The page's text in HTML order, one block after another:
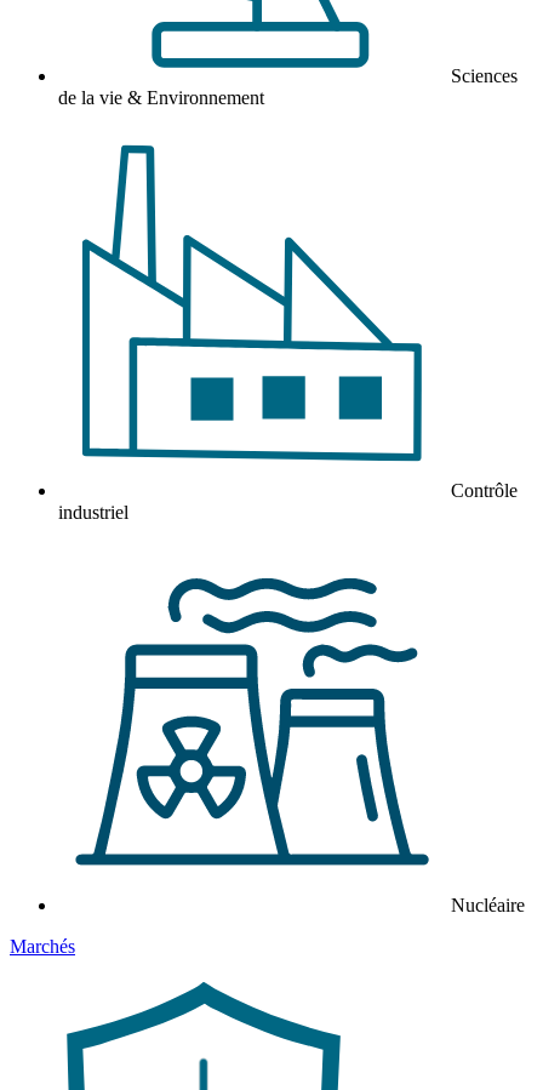
Sciences
de la vie & Environnement
Contrôle
industriel
Nucléaire
Marchés